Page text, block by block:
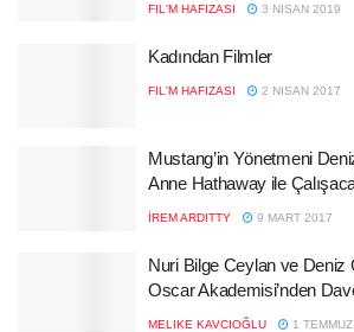
FIL'M HAFIZASI 3 NISAN 2019
Kadından Filmler
FIL'M HAFIZASI 2 NISAN 2017
Mustang’in Yönetmeni
Anne Hathaway ile
İREM ARDITTY 9 MART 2017
Nuri Bilge Ceylan ve Deniz
Oscar Akademisi’nden
MELIKE KAVCIOĞLU 1